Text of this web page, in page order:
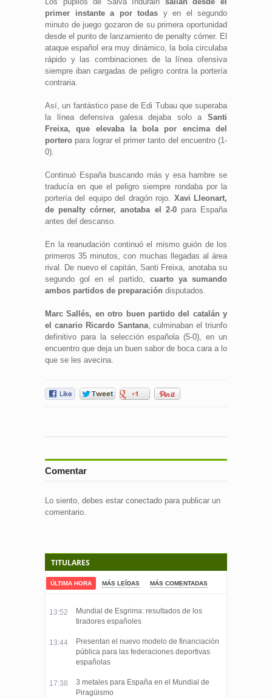
primer instante a por todas y en el segundo
minuto de juego gozaron de su primera oportunidad
desde el punto de lanzamiento de penalty córner. El
ataque español era muy dinámico, la bola circulaba
rápido y las combinaciones de la línea ofensiva
siempre iban cargadas de peligro contra la portería
contraria.
Así, un fantástico pase de Edi Tubau que superaba
la línea defensiva galesa dejaba solo a Santi
Freixa, que elevaba la bola por encima del
portero para lograr el primer tanto del encuentro (1-
0).
Continuó España buscando más y esa hambre se
traducía en que el peligro siempre rondaba por la
portería del equipo del dragón rojo. Xavi Lleonart,
de penalty córner, anotaba el 2-0para España
antes del descanso.
En la reanudación continuó el mismo guión de los
primeros 35 minutos, con muchas llegadas al área
rival. De nuevo el capitán, Santi Freixa, anotaba su
segundo gol en el partido, cuarto ya sumando
ambos partidos de preparación disputados.
Marc Sallés, en otro buen partido del catalán y
el canario Ricardo Santana, culminaban el triunfo
definitivo para la selección española (5-0), en un
encuentro que deja un buen sabor de boca cara a lo
que se les avecina.
Comentar
Lo siento, debes estar conectado para publicar un
comentario.
TITULARES
ÚLTIMA HORA MÁS LEÍDAS MÁS COMENTADAS
13:52
Mundial de Esgrima: resultados de los
tiradores españoles
13:44
Presentan el nuevo modelo de financiación
pública para las federaciones deportivas
españolas
17:38
3 metales para España en el Mundial de
Piragüismo